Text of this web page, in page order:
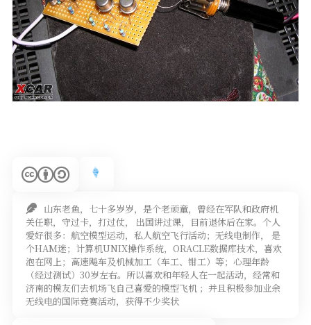
山东老鱼，七十多岁岁，是个老顽童，曾经在军队和政府机
关任职，守过卡，打过仗， 出国讲过课，目前退休后在家。个人
爱好很多：航空模型运动，私人航空飞行活动；无线电制作， 是
个HAM迷；计算机UNIX操作系统，ORACLE数据库技术，喜欢
泡在网上；高速飚车及机械加工（车工、钳工）等；心理年龄
（经过测试）30岁左右。所以喜欢和年轻人在一起活动，经常和
济南的模友们去机场飞自己喜爱的模型飞机 ；并且积极参加业余
无线电的国际竞赛活动，获得不少奖状